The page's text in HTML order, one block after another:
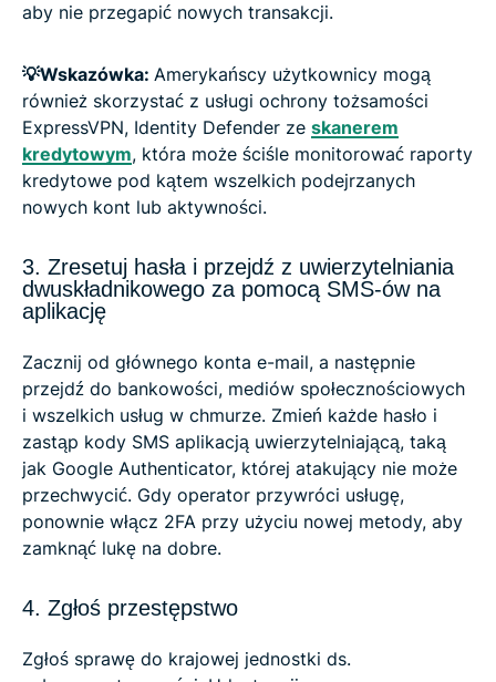
aby nie przegapić nowych transakcji.
💡Wskazówka: Amerykańscy użytkownicy mogą
również skorzystać z usługi ochrony tożsamości
ExpressVPN, Identity Defender ze skanerem
kredytowym, która może ściśle monitorować raporty
kredytowe pod kątem wszelkich podejrzanych
nowych kont lub aktywności.
3. Zresetuj hasła i przejdź z uwierzytelniania
dwuskładnikowego za pomocą SMS-ów na
aplikację
Zacznij od głównego konta e-mail, a następnie
przejdź do bankowości, mediów społecznościowych
i wszelkich usług w chmurze. Zmień każde hasło i
zastąp kody SMS aplikacją uwierzytelniającą, taką
jak Google Authenticator, której atakujący nie może
przechwycić. Gdy operator przywróci usługę,
ponownie włącz 2FA przy użyciu nowej metody, aby
zamknąć lukę na dobre.
4. Zgłoś przestępstwo
Zgłoś sprawę do krajowej jednostki ds.